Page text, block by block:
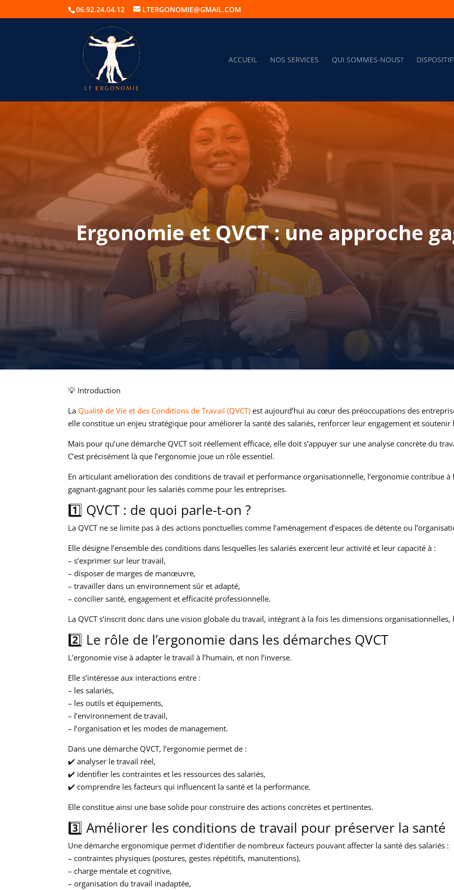
06.92.24.04.12 LTERGONOMIE@GMAIL.COM
ACCUEIL NOS SERVICES QUI SOMMES-NOUS?
Ergonomie et QVCT : une approche
💡 Introduction
La Qualité de Vie et des Conditions de Travail (QVCT) est aujourd’hui au cœur des préoccupations des
elle constitue un enjeu stratégique pour améliorer la santé des salariés, renforcer leur engagement et
Mais pour qu’une démarche QVCT soit réellement efficace, elle doit s’appuyer sur une analyse concrète du
C’est précisément là que l’ergonomie joue un rôle essentiel.
En articulant amélioration des conditions de travail et performance organisationnelle, l’ergonomie contribue à
gagnant-gagnant pour les salariés comme pour les entreprises.
1️⃣ QVCT : de quoi parle-t-on ?
La QVCT ne se limite pas à des actions ponctuelles comme l’aménagement d’espaces de détente ou
Elle désigne l’ensemble des conditions dans lesquelles les salariés exercent leur activité et leur capacité à :
– s’exprimer sur leur travail,
– disposer de marges de manœuvre,
– travailler dans un environnement sûr et adapté,
– concilier santé, engagement et efficacité professionnelle.
La QVCT s’inscrit donc dans une vision globale du travail, intégrant à la fois les dimensions
2️⃣ Le rôle de l’ergonomie dans les démarches QVCT
L’ergonomie vise à adapter le travail à l’humain, et non l’inverse.
Elle s’intéresse aux interactions entre :
– les salariés,
– les outils et équipements,
– l’environnement de travail,
– l’organisation et les modes de management.
Dans une démarche QVCT, l’ergonomie permet de :
✔️ analyser le travail réel,
✔️ identifier les contraintes et les ressources des salariés,
✔️ comprendre les facteurs qui influencent la santé et la performance.
Elle constitue ainsi une base solide pour construire des actions concrètes et pertinentes.
3️⃣ Améliorer les conditions de travail pour préserver la santé
Une démarche ergonomique permet d’identifier de nombreux facteurs pouvant affecter la santé des salariés :
– contraintes physiques (postures, gestes répétitifs, manutentions),
– charge mentale et cognitive,
– organisation du travail inadaptée,